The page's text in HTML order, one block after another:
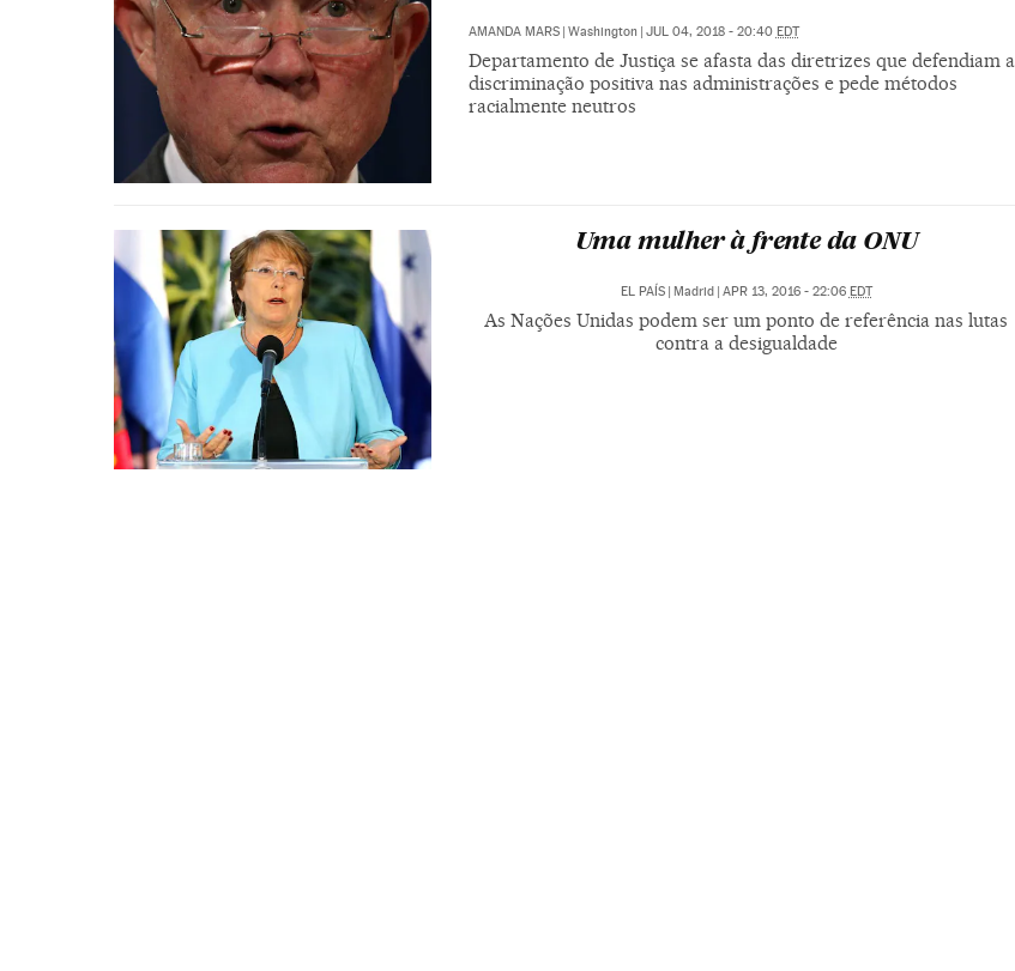
AMANDA MARS | Washington | JUL 04, 2018 - 20:40 EDT
Departamento de Justiça se afasta das diretrizes que defendiam a
discriminação positiva nas administrações e pede métodos
racialmente neutros
Uma mulher à frente da ONU
EL PAÍS | Madrid | APR 13, 2016 - 22:06 EDT
As Nações Unidas podem ser um ponto de referência nas lutas
contra a desigualdade